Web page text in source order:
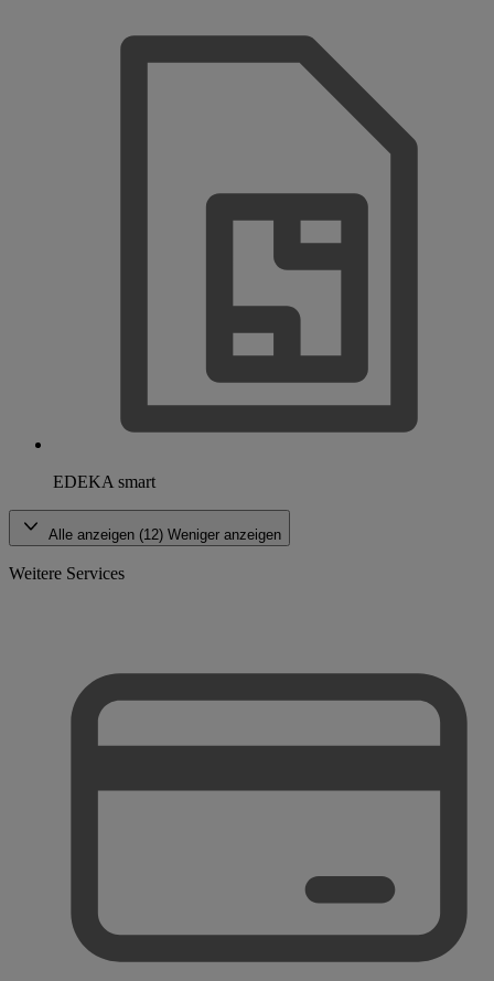
EDEKA smart
Alle anzeigen (12) Weniger anzeigen
Weitere Services